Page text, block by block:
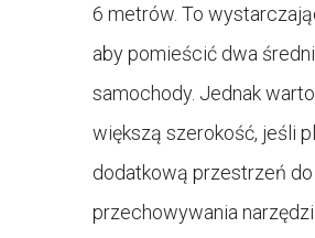
6 metrów. To
aby pomieścić dwa
samochody. Jednak
większą szerokość, jeśli
dodatkową przestrzeń do
przechowywania